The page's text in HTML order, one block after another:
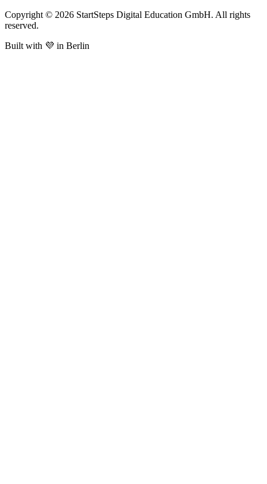
Copyright © 2026 StartSteps Digital Education GmbH. All rights
reserved.
Built with 💜 in Berlin